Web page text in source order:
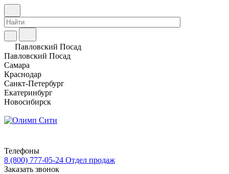
Павловский Посад
Павловский Посад
Самара
Краснодар
Санкт-Петербург
Екатеринбург
Новосибирск
Телефоны
8 (800) 777-05-24 Отдел продаж
Заказать звонок